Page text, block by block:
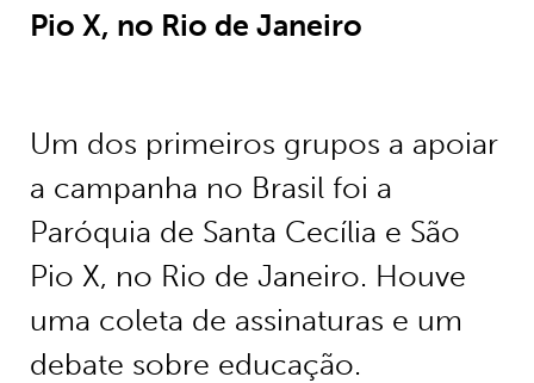
Pio X, no Rio de Janeiro
Um dos primeiros grupos a apoiar
a campanha no Brasil foi a
Paróquia de Santa Cecília e São
Pio X, no Rio de Janeiro. Houve
uma coleta de assinaturas e um
debate sobre educação.